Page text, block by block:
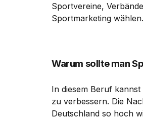
Sportvereine,
Sportmarketing wählen.
Warum sollte man
In diesem Beruf
zu verbessern. Die
Deutschland so hoch